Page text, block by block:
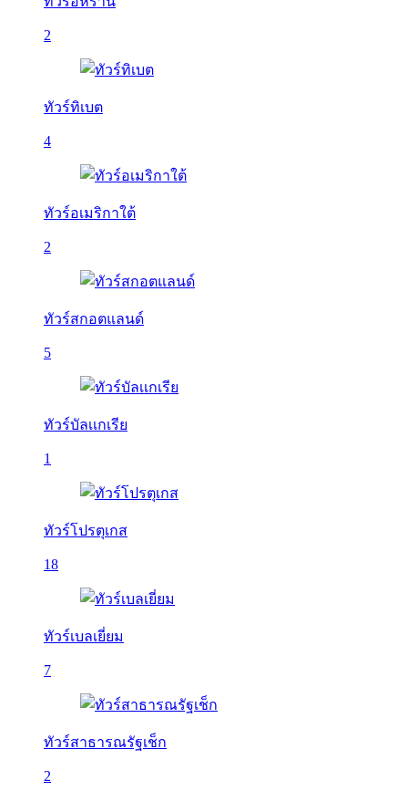
2
ทัวร์ทิเบต
4
ทัวร์อเมริกาใต้
2
ทัวร์สกอตแลนด์
5
ทัวร์บัลเเกเรีย
1
ทัวร์โปรตุเกส
18
ทัวร์เบลเยี่ยม
7
ทัวร์สาธารณรัฐเช็ก
2